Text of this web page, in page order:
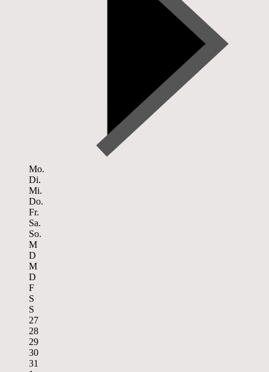
Mo.
Di.
Mi.
Do.
Fr.
Sa.
So.
M
D
M
D
F
S
S
27
28
29
30
31